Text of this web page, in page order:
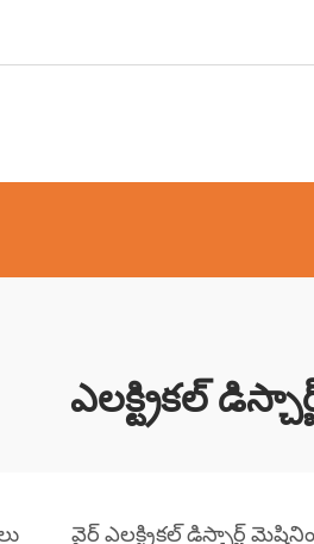
ఎలక్ట్రికల్
వైర్ ఎలక్ట్రికల్ డిస్చార్జ్